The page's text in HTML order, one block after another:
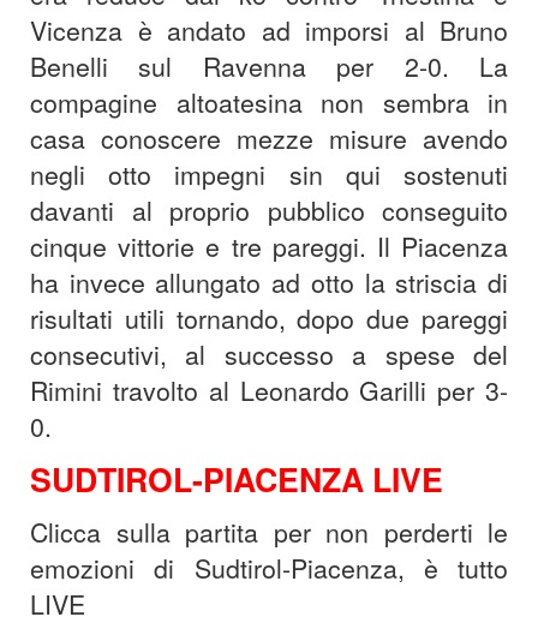
Vicenza è andato ad imporsi al Bruno
Benelli sul Ravenna per 2-0. La
compagine altoatesina non sembra in
casa conoscere mezze misure avendo
negli otto impegni sin qui sostenuti
davanti al proprio pubblico conseguito
cinque vittorie e tre pareggi. Il Piacenza
ha invece allungato ad otto la striscia di
risultati utili tornando, dopo due pareggi
consecutivi, al successo a spese del
Rimini travolto al Leonardo Garilli per 3-
0.
SUDTIROL-PIACENZA LIVE
Clicca sulla partita per non perderti le
emozioni di Sudtirol-Piacenza, è tutto
LIVE